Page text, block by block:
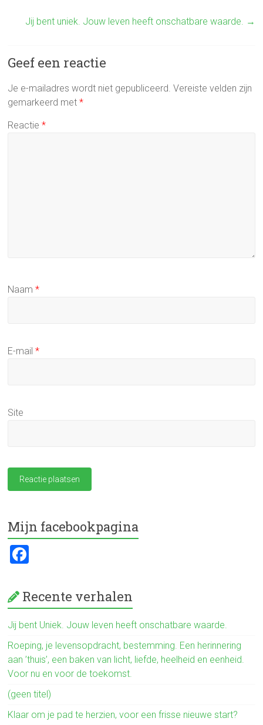
o
Jij bent uniek. Jouw leven heeft onschatbare waarde. →
Geef een reactie
Je e-mailadres wordt niet gepubliceerd. Vereiste velden zijn
gemarkeerd met*
Reactie*
Naam*
E-mail*
Site
Mijn facebookpagina
ce
b
o
ok
Recente verhalen
Jij bent Uniek. Jouw leven heeft onschatbare waarde.
Roeping, je levensopdracht, bestemming. Een herinnering
aan ’thuis’, een baken van licht, liefde, heelheid en eenheid.
Voor nu en voor de toekomst.
(geen titel)
Klaar om je pad te herzien, voor een frisse nieuwe start?